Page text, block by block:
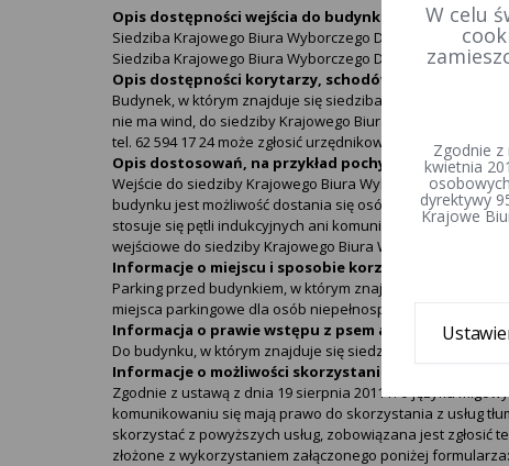
Opis dostępności wejścia do budynku i
Siedziba Krajowego Biura Wyborczego Delegatury w
Siedziba Krajowego Biura Wyborczego Delegatury w
Opis dostępności korytarzy, schodów i wind.
Budynek, w którym znajduje się siedziba Krajowego Biura
nie ma wind, do siedziby Krajowego Biura Wyborczego
tel. 62 594 17 24 może zgłosić urzędnikowi konieczność
Opis dostosowań, na przykład pochylni, platform,
Wejście do siedziby Krajowego Biura Wyborczego
budynku jest możliwość dostania się osób
stosuje się pętli indukcyjnych ani komunikatów
wejściowe do siedziby Krajowego Biura Wyborczego
Informacje o miejscu i sposobie korzystania z miejsc
Parking przed budynkiem, w którym znajduje się siedziba
miejsca parkingowe dla osób niepełnosprawnych.
Informacja o prawie wstępu z psem asystującym i
Do budynku, w którym znajduje się siedziba Krajowego
Informacje o możliwości skorzystania z tłumacza
Zgodnie z ustawą z dnia 19 sierpnia 2011 r. o języku
komunikowaniu się mają prawo do skorzystania z usług
skorzystać z powyższych usług, zobowiązana jest zgłosić
złożone z wykorzystaniem załączonego poniżej formularza:
W celu
Zgodnie z
kwietnia
dyrektywy
Krajowe